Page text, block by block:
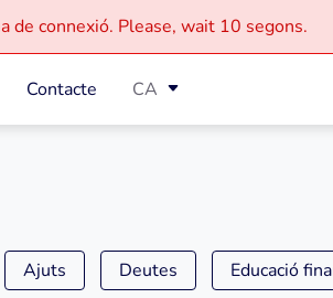
de connexió. Please, wait 10 segons.
Contacte CA
Ajuts Deutes Educació